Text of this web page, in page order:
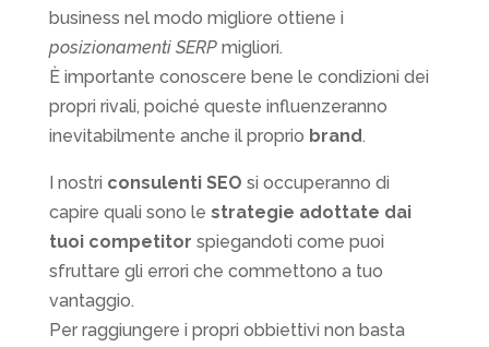
business nel modo migliore ottiene i
posizionamenti SERPmigliori.
È importante conoscere bene le condizioni dei
propri rivali, poiché queste influenzeranno
inevitabilmente anche il proprio brand.
I nostri consulenti SEO si occuperanno di
capire quali sono le strategie adottate dai
tuoi competitor spiegandoti come puoi
sfruttare gli errori che commettono a tuo
vantaggio.
Per raggiungere i propri obbiettivi non basta